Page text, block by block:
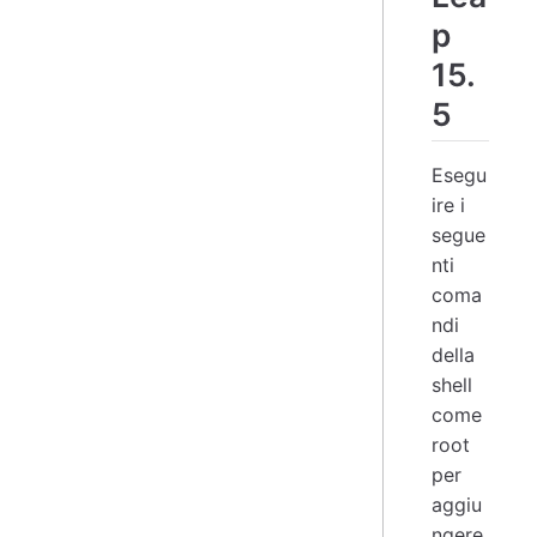
p
15.
5
Esegu
ire i
segue
nti
coma
ndi
della
shell
come
root
per
aggiu